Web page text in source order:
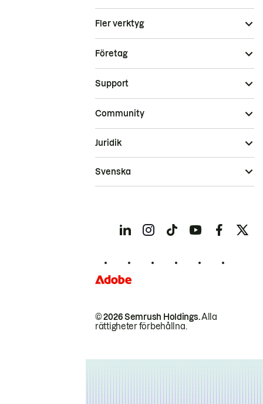
Fler verktyg
Företag
Support
Community
© 2026 Semrush Holdings.Alla
rättigheter förbehållna.
Juridik
Svenska